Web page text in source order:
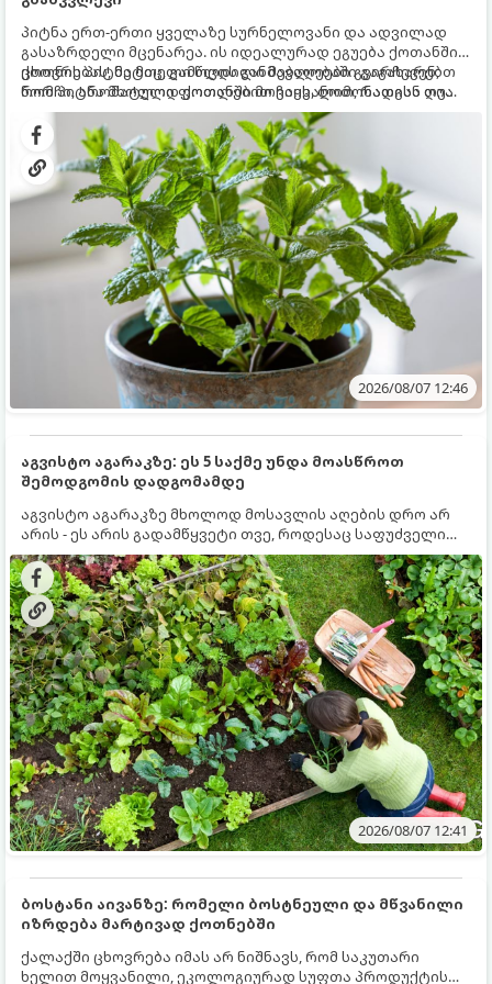
პიტნა ერთ-ერთი ყველაზე სურნელოვანი და ადვილად
გასაზრდელი მცენარეა. ის იდეალურად ეგუება ქოთანში
ცხოვრებას, მეტიც, გამოცდილი მებაღეები გვირჩევენ,
რომ პიტნა მხოლოდ ქოთანში მოვიყვანოთ, რადგან ღია
გრუნტში (ბაღში) დარგვისას ის ფესვებით ძალიან
სწრაფად ვრცელდება და სხვა მცენარეებს ავიწროებს.
ქოთნის პიტნა მთელი წლის განმავლობაში გაგახარებთ
ნორჩი, არომატული ფოთლებით ჩაის, ლიმონათისა თუ
კერძებისთვის.
2026/08/07 12:46
აგვისტო აგარაკზე: ეს 5 საქმე უნდა მოასწროთ
შემოდგომის დადგომამდე
აგვისტო აგარაკზე მხოლოდ მოსავლის აღების დრო არ
არის - ეს არის გადამწყვეტი თვე, როდესაც საფუძველი
ეყრება მომავალი წლის მოსავალს და ბაღი მზადდება
შემოდგომა-ზამთრის სეზონისთვის. იმისათვის, რომ
ნიადაგმა ენერგია აღიდგინოს, ხოლო მცენარეებმა
ზამთარს გაუძლონ, აგვისტოს ბოლომდე 5
მნიშვნელოვანი საქმის გაკეთება უნდა მოასწროთ:
2026/08/07 12:41
ბოსტანი აივანზე: რომელი ბოსტნეული და მწვანილი
იზრდება მარტივად ქოთნებში
ქალაქში ცხოვრება იმას არ ნიშნავს, რომ საკუთარი
ხელით მოყვანილი, ეკოლოგიურად სუფთა პროდუქტის